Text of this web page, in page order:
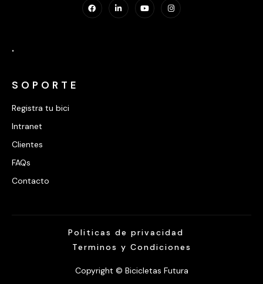
.
SOPORTE
Registra tu bici
Intranet
Clientes
FAQs
Contacto
Copyright © Bicicletas Futura
Politicas de privacidad
Terminos y Condiciones